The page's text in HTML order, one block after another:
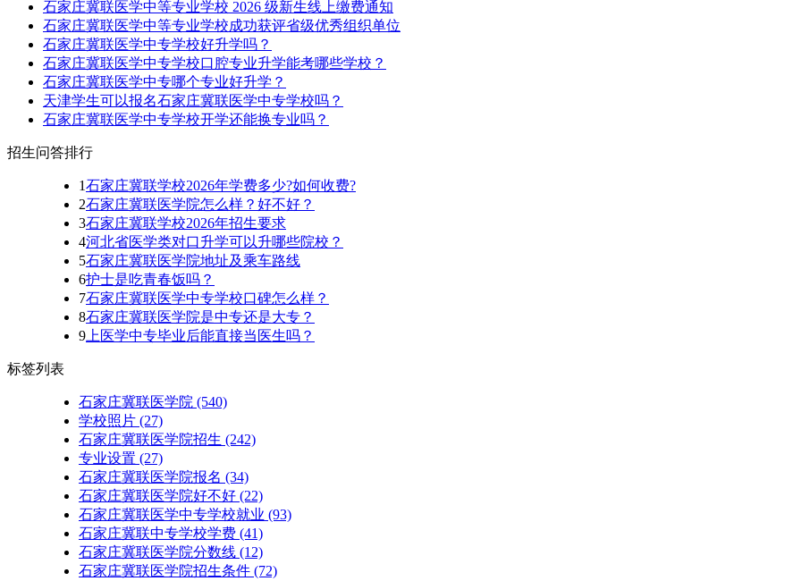
石家庄冀联医学中等专业学校 2026 级新生线上缴费通知
石家庄冀联医学中等专业学校成功获评省级优秀组织单位
石家庄冀联医学中专学校好升学吗？
石家庄冀联医学中专学校口腔专业升学能考哪些学校？
石家庄冀联医学中专哪个专业好升学？
天津学生可以报名石家庄冀联医学中专学校吗？
石家庄冀联医学中专学校开学还能换专业吗？
招生问答排行
1石家庄冀联学校2026年学费多少?如何收费?
2石家庄冀联医学院怎么样？好不好？
3石家庄冀联学校2026年招生要求
4河北省医学类对口升学可以升哪些院校？
5石家庄冀联医学院地址及乘车路线
6护士是吃青春饭吗？
7石家庄冀联医学中专学校口碑怎么样？
8石家庄冀联医学院是中专还是大专？
9 上医学中专毕业后能直接当医生吗？
标签列表
石家庄冀联医学院 (540)
学校照片 (27)
石家庄冀联医学院招生 (242)
专业设置 (27)
石家庄冀联医学院报名 (34)
石家庄冀联医学院好不好 (22)
石家庄冀联医学中专学校就业 (93)
石家庄冀联中专学校学费 (41)
石家庄冀联医学院分数线 (12)
石家庄冀联医学院招生条件 (72)